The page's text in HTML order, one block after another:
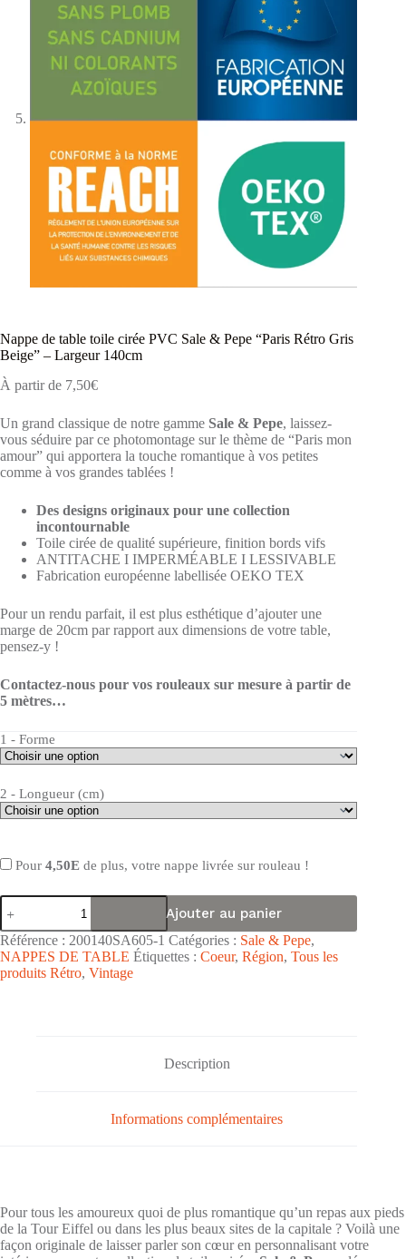
Nappe de table toile cirée PVC Sale & Pepe “Paris Rétro Gris
Beige” – Largeur 140cm
À partir de 7,50€
Un grand classique de notre gamme Sale & Pepe, laissez-
vous séduire par ce photomontage sur le thème de “Paris mon
amour” qui apportera la touche romantique à vos petites
comme à vos grandes tablées !
Des designs originaux pour une collection
incontournable
Toile cirée de qualité supérieure, finition bords vifs
ANTITACHE I IMPERMÉABLE I LESSIVABLE
Fabrication européenne labellisée OEKO TEX
Pour un rendu parfait, il est plus esthétique d’ajouter une
marge de 20cm par rapport aux dimensions de votre table,
pensez-y !
Contactez-nous pour vos rouleaux sur mesure à partir de
5 mètres…
1 - Forme
2 - Longueur (cm)
Pour 4,50E de plus, votre nappe livrée sur rouleau !
quantité
de
Nappe
de
table
toile
Ajouter au panier
Référence : 200140SA605-1 Catégories : Sale & Pepe,
NAPPES DE TABLE Étiquettes : Coeur, Région, Tous les
produits Rétro, Vintage
Description
Informations complémentaires
Pour tous les amoureux quoi de plus romantique qu’un repas aux pieds
de la Tour Eiffel ou dans les plus beaux sites de la capitale ? Voilà une
façon originale de laisser parler son cœur en personnalisant votre